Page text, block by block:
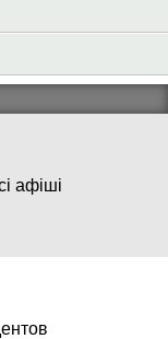
афіші